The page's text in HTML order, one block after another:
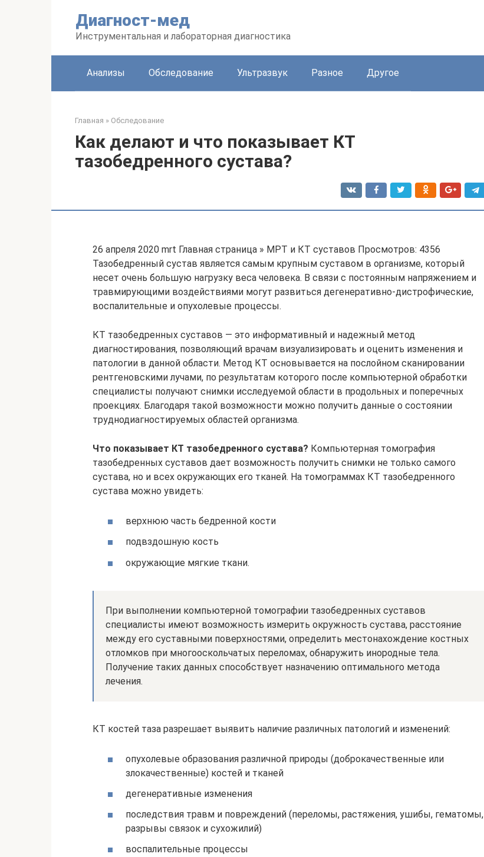
Диагност-мед
Инструментальная и лабораторная диагностика
Анализы Обследование Ультразвук Разное Другое
Главная » Обследование
Как делают и что показывает КТ
тазобедренного сустава?
26 апреля 2020 mrt Главная страница » МРТ и КТ суставов Просмотров: 4356
Тазобедренный сустав является самым крупным суставом в организме, который
несет очень большую нагрузку веса человека. В связи с постоянным напряжением и
травмирующими воздействиями могут развиться дегенеративно-дистрофические,
воспалительные и опухолевые процессы.
КТ тазобедренных суставов — это информативный и надежный метод
диагностирования, позволяющий врачам визуализировать и оценить изменения и
патологии в данной области. Метод КТ основывается на послойном сканировании
рентгеновскими лучами, по результатам которого после компьютерной обработки
специалисты получают снимки исследуемой области в продольных и поперечных
проекциях. Благодаря такой возможности можно получить данные о состоянии
труднодиагностируемых областей организма.
Что показывает КТ тазобедренного сустава? Компьютерная томография
тазобедренных суставов дает возможность получить снимки не только самого
сустава, но и всех окружающих его тканей. На томограммах КТ тазобедренного
сустава можно увидеть:
верхнюю часть бедренной кости
подвздошную кость
окружающие мягкие ткани.
При выполнении компьютерной томографии тазобедренных суставов
специалисты имеют возможность измерить окружность сустава, расстояние
между его суставными поверхностями, определить местонахождение костных
отломков при многооскольчатых переломах, обнаружить инородные тела.
Получение таких данных способствует назначению оптимального метода
лечения.
КТ костей таза разрешает выявить наличие различных патологий и изменений:
опухолевые образования различной природы (доброкачественные или
злокачественные) костей и тканей
дегенеративные изменения
последствия травм и повреждений (переломы, растяжения, ушибы, гематомы,
разрывы связок и сухожилий)
воспалительные процессы